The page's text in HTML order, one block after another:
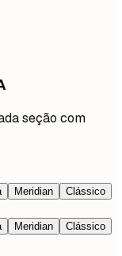
seção com
Meridian
Clássico
Meridian
Clássico